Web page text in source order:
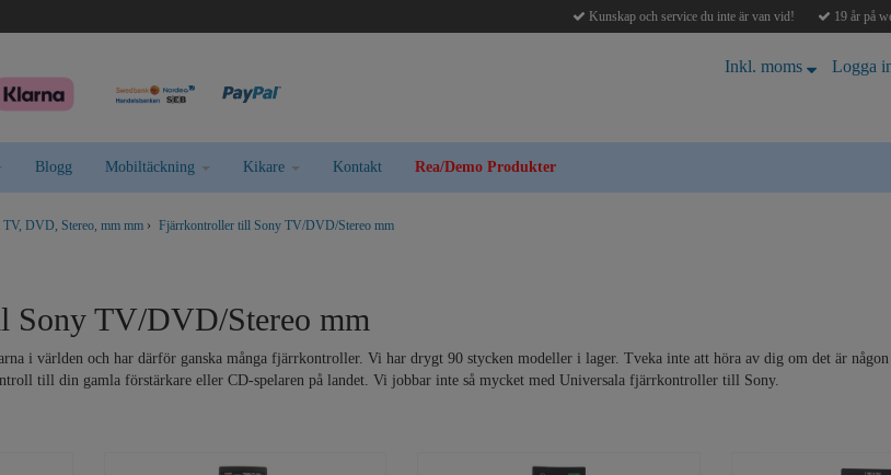
Kunskap och service du inte är van vid! 19 år på
Inkl. moms Logga
Blogg Mobiltäckning Kikare Kontakt Rea/Demo Produkter
DVD, Stereo, mm mm › Fjärrkontroller till Sony TV/DVD/Stereo mm
Sony TV/DVD/Stereo mm
i världen och har därför ganska många fjärrkontroller. Vi har drygt 90 stycken modeller i lager. Tveka inte att höra av dig om det är
till din gamla förstärkare eller CD-spelaren på landet. Vi jobbar inte så mycket med Universala fjärrkontroller till Sony.